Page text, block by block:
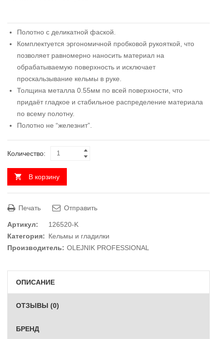
Полотно с деликатной фаской.
Комплектуется эргономичной пробковой рукояткой, что
позволяет равномерно наносить материал на
обрабатываемую поверхность и исключает
проскальзывание кельмы в руке.
Толщина металла 0.55мм по всей поверхности, что
придаёт гладкое и стабильное распределение материала
по всему полотну.
Полотно не “железнит”.
Количество:
В корзину
Печать Отправить
Артикул:
126520-K
Категория: Кельмы и гладилки
Производитель: OLEJNIK PROFESSIONAL
ОПИСАНИЕ
ОТЗЫВЫ (0)
БРЕНД